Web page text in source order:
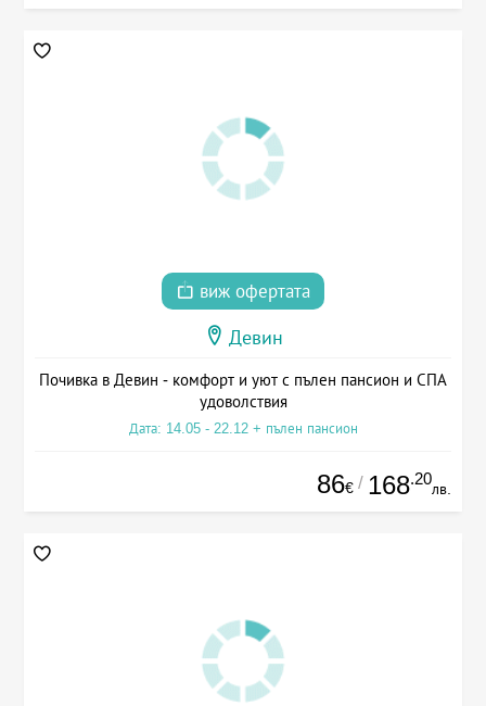
виж офертата
Девин
Почивка в Девин - комфорт и уют с пълен пансион и СПА
удоволствия
Дата: 14.05 - 22.12 + пълен пансион
86€ / 168.20
лв.